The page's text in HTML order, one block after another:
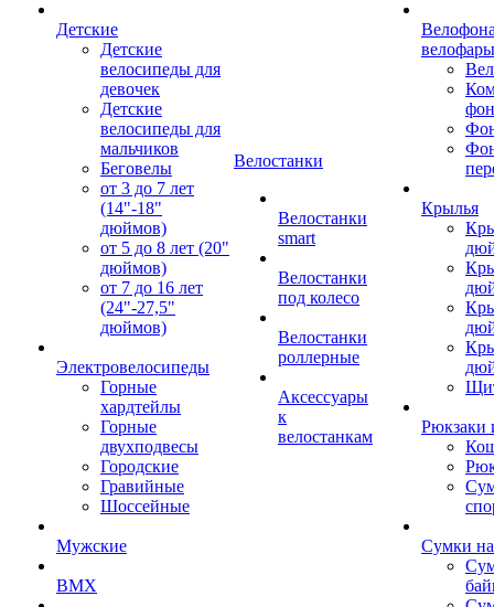
Детские
Детские
велосипеды для
девочек
Детские
велосипеды для
мальчиков
Беговелы
от 3 до 7 лет
(14"-18"
дюймов)
от 5 до 8 лет (20"
дюймов)
от 7 до 16 лет
(24"-27,5"
дюймов)
Электровелосипеды
Горные
хардтейлы
Горные
двухподвесы
Городские
Гравийные
Шоссейные
Мужские
BMX
Велостанки
Велостанки
smart
Велостанки
под колесо
Велостанки
роллерные
Аксессуары
к
велостанкам
велофары
Крылья
Рюкзаки
Сумки